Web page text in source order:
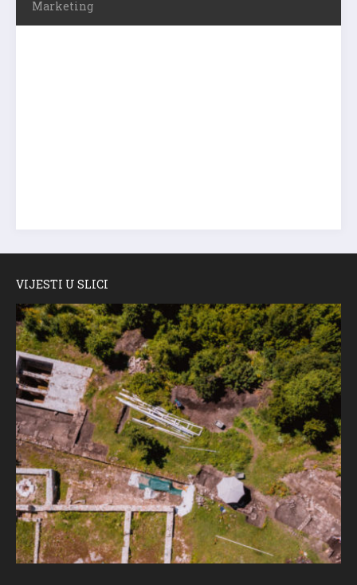
Marketing
VIJESTI U SLICI